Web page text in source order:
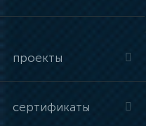
проекты
сертификаты